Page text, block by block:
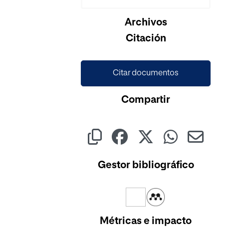
Archivos
Citación
Citar documentos
Compartir
Gestor bibliográfico
Métricas e impacto